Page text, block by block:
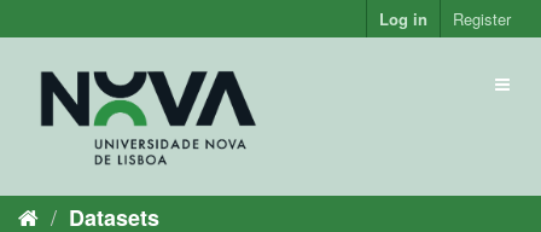
to
Log in Register
Datasets